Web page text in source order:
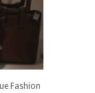
Fashion